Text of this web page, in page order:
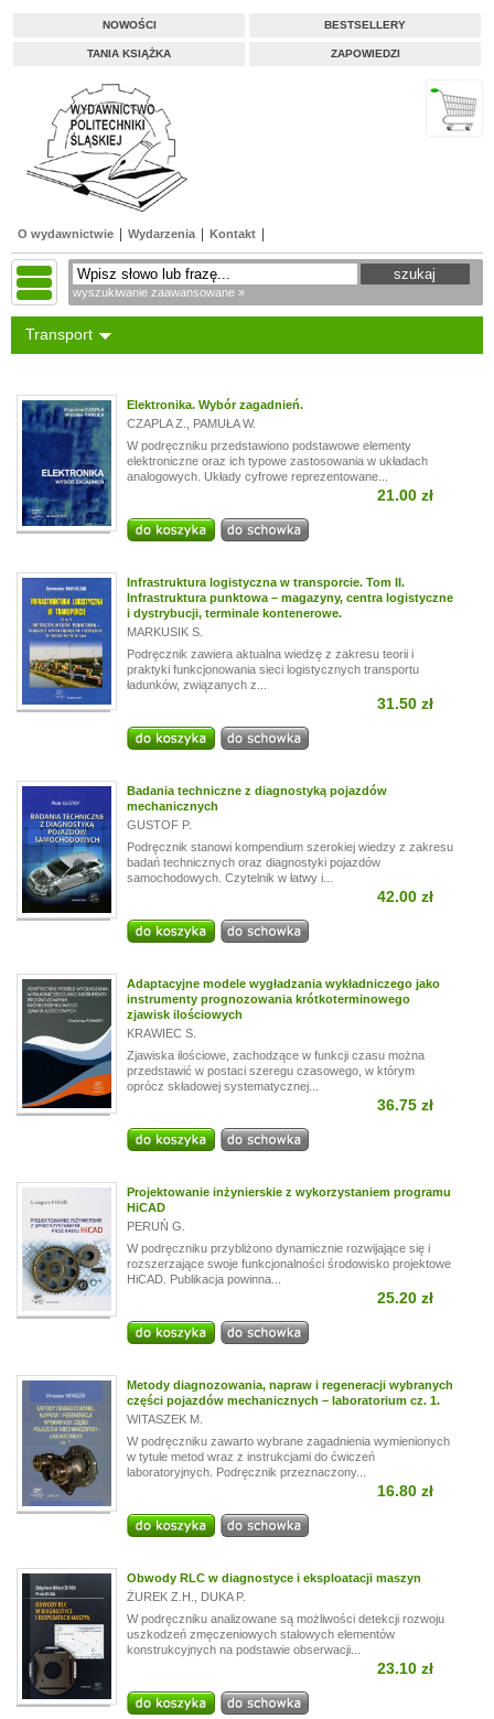
NOWOŚCI BESTSELLERY
TANIA KSIĄŻKA ZAPOWIEDZI
O wydawnictwie Wydarzenia Kontakt
wyszukiwanie zaawansowane »
Transport
Elektronika. Wybór zagadnień.
CZAPLA Z.
PAMUŁA W.
W podręczniku przedstawiono podstawowe elementy
elektroniczne oraz ich typowe zastosowania w układach
analogowych. Układy cyfrowe reprezentowane...
21.00 zł
Infrastruktura logistyczna w transporcie. Tom II.
Infrastruktura punktowa – magazyny, centra logistyczne
i dystrybucji, terminale kontenerowe.
MARKUSIK S.
Podręcznik zawiera aktualna wiedzę z zakresu teorii i
praktyki funkcjonowania sieci logistycznych transportu
ładunków, związanych z...
31.50 zł
Badania techniczne z diagnostyką pojazdów
mechanicznych
GUSTOF P.
Podręcznik stanowi kompendium szerokiej wiedzy z zakresu
badań technicznych oraz diagnostyki pojazdów
samochodowych. Czytelnik w łatwy i...
42.00 zł
Adaptacyjne modele wygładzania wykładniczego jako
instrumenty prognozowania krótkoterminowego
zjawisk ilościowych
KRAWIEC S.
Zjawiska ilościowe, zachodzące w funkcji czasu można
przedstawić w postaci szeregu czasowego, w którym
oprócz składowej systematycznej...
36.75 zł
Projektowanie inżynierskie z wykorzystaniem programu
HiCAD
PERUŃ G.
W podręczniku przybliżono dynamicznie rozwijające się i
rozszerzające swoje funkcjonalności środowisko projektowe
HiCAD. Publikacja powinna...
25.20 zł
Metody diagnozowania, napraw i regeneracji wybranych
części pojazdów mechanicznych – laboratorium cz. 1.
WITASZEK M.
W podręczniku zawarto wybrane zagadnienia wymienionych
w tytule metod wraz z instrukcjami do ćwiczeń
laboratoryjnych. Podręcznik przeznaczony...
16.80 zł
Obwody RLC w diagnostyce i eksploatacji maszyn
ŻUREK Z.H.
DUKA P.
W podręczniku analizowane są możliwości detekcji rozwoju
uszkodzeń zmęczeniowych stalowych elementów
konstrukcyjnych na podstawie obserwacji...
23.10 zł